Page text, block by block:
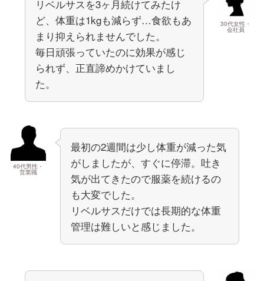
30代女性・
会社員
リベルサスを3ヶ月続けてみたけ
ど、体重は1kgも減らず…食欲もあ
まり抑えられませんでした。
毎日頑張っていたのに効果が感じ
られず、正直諦めかけていまし
た。
40代男性・
営業職
最初の2週間は少し体重が減った気
がしましたが、すぐに停滞。吐き
気が出てきたので服薬を続けるの
も大変でした。
リベルサスだけでは長期的な体重
管理は難しいと感じました。